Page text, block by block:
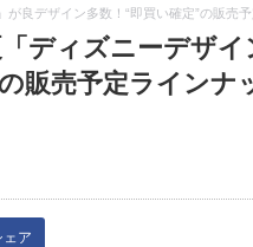
が良デザイン多数！“即買い確定”の販売
「ディズニーデザ
販売予定ラインナ
ェア